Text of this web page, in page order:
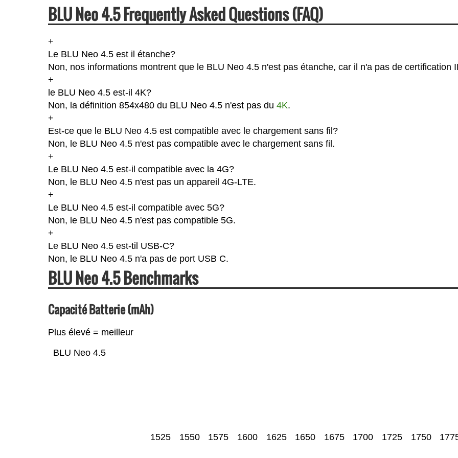
BLU Neo 4.5 Frequently Asked Questions (FAQ)
+
Le BLU Neo 4.5 est il étanche?
Non, nos informations montrent que le BLU Neo 4.5 n'est pas étanche, car il n'a pas de certification
+
le BLU Neo 4.5 est-il 4K?
Non, la définition 854x480 du BLU Neo 4.5 n'est pas du 4K.
+
Est-ce que le BLU Neo 4.5 est compatible avec le chargement sans fil?
Non, le BLU Neo 4.5 n'est pas compatible avec le chargement sans fil.
+
Le BLU Neo 4.5 est-il compatible avec la 4G?
Non, le BLU Neo 4.5 n'est pas un appareil 4G-LTE.
+
Le BLU Neo 4.5 est-il compatible avec 5G?
Non, le BLU Neo 4.5 n'est pas compatible 5G.
+
Le BLU Neo 4.5 est-til USB-C?
Non, le BLU Neo 4.5 n'a pas de port USB C.
BLU Neo 4.5 Benchmarks
Capacité Batterie (mAh)
Plus élevé = meilleur
BLU Neo 4.5
1525 1550 1575 1600 1625 1650 1675 1700 1725 1750